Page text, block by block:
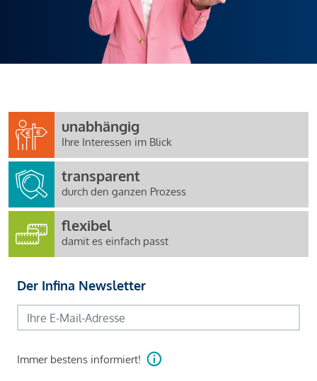
unabhängig
Ihre Interessen im Blick
transparent
durch den ganzen Prozess
flexibel
damit es einfach passt
Der Infina Newsletter
Immer bestens informiert!